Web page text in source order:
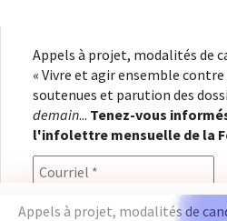
Appels à projet, modalités de
« Vivre et agir ensemble
soutenues et parution des
demain... Tenez-vous
l'infolettre mensuelle de la
Appels à projet, modalités de